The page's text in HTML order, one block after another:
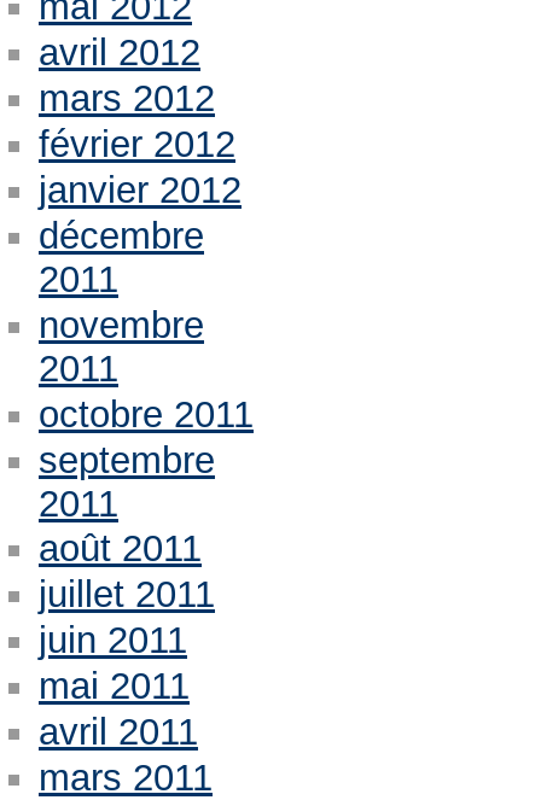
avril 2012
mars 2012
février 2012
janvier 2012
décembre
2011
novembre
2011
octobre 2011
septembre
2011
août 2011
juillet 2011
juin 2011
mai 2011
avril 2011
mars 2011